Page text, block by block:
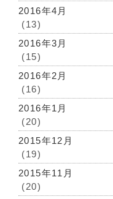
2016年4月
(13)
2016年3月
(15)
2016年2月
(16)
2016年1月
(20)
2015年12月
(19)
2015年11月
(20)